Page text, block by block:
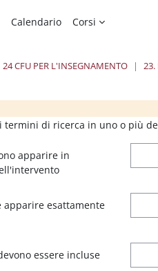
Calendario Corsi
24 CFU PER L'INSEGNAMENTO 23.
Blocchi
termini di ricerca in uno o più
apparire in
apparire esattamente
essere incluse